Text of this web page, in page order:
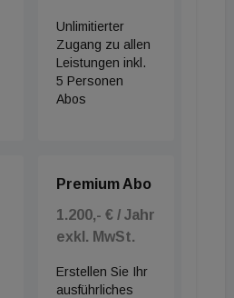
Unlimitierter
Zugang zu allen
Leistungen inkl.
5 Personen
Abos
Premium Abo
1.200,- € / Jahr
exkl. MwSt.
Erstellen Sie Ihr
ausführliches